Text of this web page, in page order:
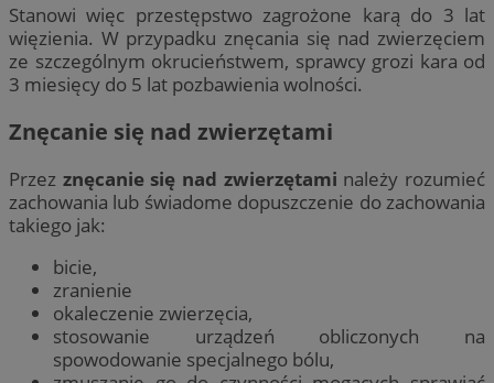
Stanowi więc przestępstwo zagrożone karą do 3 lat
więzienia. W przypadku znęcania się nad zwierzęciem
ze szczególnym okrucieństwem, sprawcy grozi kara od
3 miesięcy do 5 lat pozbawienia wolności.
Znęcanie się nad zwierzętami
Przez znęcanie się nad zwierzętami należy rozumieć
zachowania lub świadome dopuszczenie do zachowania
takiego jak:
bicie,
zranienie
okaleczenie zwierzęcia,
stosowanie urządzeń obliczonych na
spowodowanie specjalnego bólu,